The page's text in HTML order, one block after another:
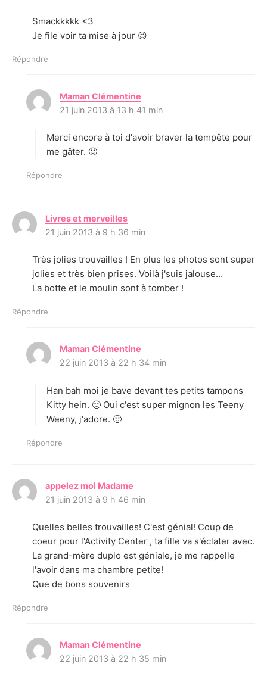
:
Smackkkkk <3
Je file voir ta mise à jour 😉
Répondre
Maman Clémentine
i
:
21 juin 2013 à 13 h 41 min
Merci encore à toi d'avoir braver la tempête pour
me gâter. 🙂
Répondre
Livres et merveilles
i
21 juin 2013 à 9 h 36 min
Très jolies trouvailles ! En plus les photos sont super
jolies et très bien prises. Voilà j'suis jalouse…
La botte et le moulin sont à tomber !
Répondre
Maman Clémentine
i
:
22 juin 2013 à 22 h 34 min
Han bah moi je bave devant tes petits tampons
Kitty hein. 🙂 Oui c'est super mignon les Teeny
Weeny, j'adore. 🙂
Répondre
appelez moi Madame
i
:
21 juin 2013 à 9 h 46 min
Quelles belles trouvailles! C'est génial! Coup de
coeur pour l'Activity Center , ta fille va s'éclater avec.
La grand-mère duplo est géniale, je me rappelle
l'avoir dans ma chambre petite!
Que de bons souvenirs
Répondre
Maman Clémentine
i
22 juin 2013 à 22 h 35 min